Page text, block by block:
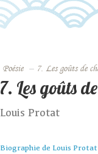
Poésie – 7. Les goûts de
7. Les goûts
Louis Protat
Biographie de Louis Protat